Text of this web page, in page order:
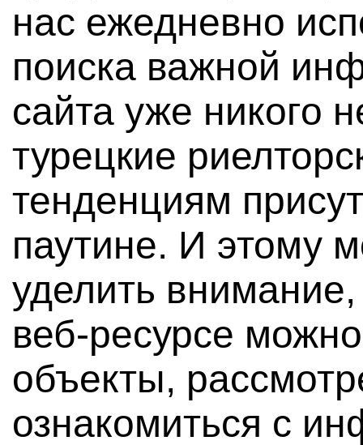
нас ежедневно
поиска важной
сайта уже никого
турецкие
тенденциям
паутине. И этому
уделить
веб-ресурсе
объекты,
ознакомиться с